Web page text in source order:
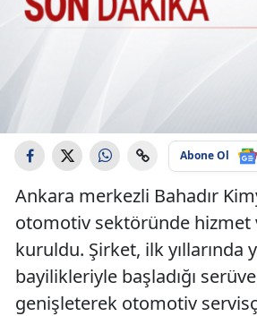
Abone Ol
Ankara merkezli Bahadır
otomotiv sektöründe hizmet
kuruldu. Şirket, ilk yıllarında
bayilikleriyle başladığı
genişleterek otomotiv